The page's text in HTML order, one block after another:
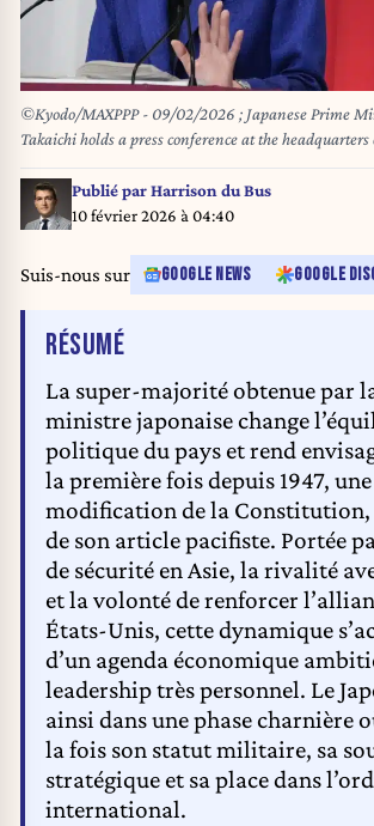
©Kyodo/MAXPPP - 09/02/2026 ; Japanese Prime
Takaichi holds a press conference at the
Democratic Party in Tokyo on Feb. 9, 2026,
historic landslide victory in a general election the
==Kyodo
Publié parHarrison du Bus
10 février 2026 à 04:40
Suis-nous sur GOOGLE NEWS GOOGLE
RÉSUMÉDE L'ARTICLE
La super-majorité obtenue par
ministre japonaise change
politique du pays et rend
la première fois depuis 1947, une
modification de la
de son article pacifiste. Portée
de sécurité en Asie, la rivalité
et la volonté de renforcer
États-Unis, cette dynamique
d’un agenda économique
leadership très personnel. Le
ainsi dans une phase charnière
la fois son statut militaire, sa
stratégique et sa place dans
international.